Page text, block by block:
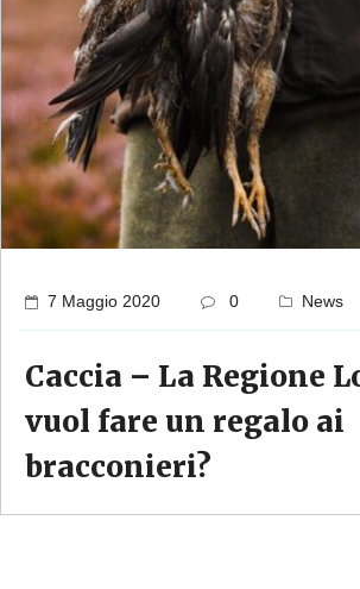
7 Maggio 2020 0 News
Caccia – La Regione
vuol fare un regalo ai
bracconieri?